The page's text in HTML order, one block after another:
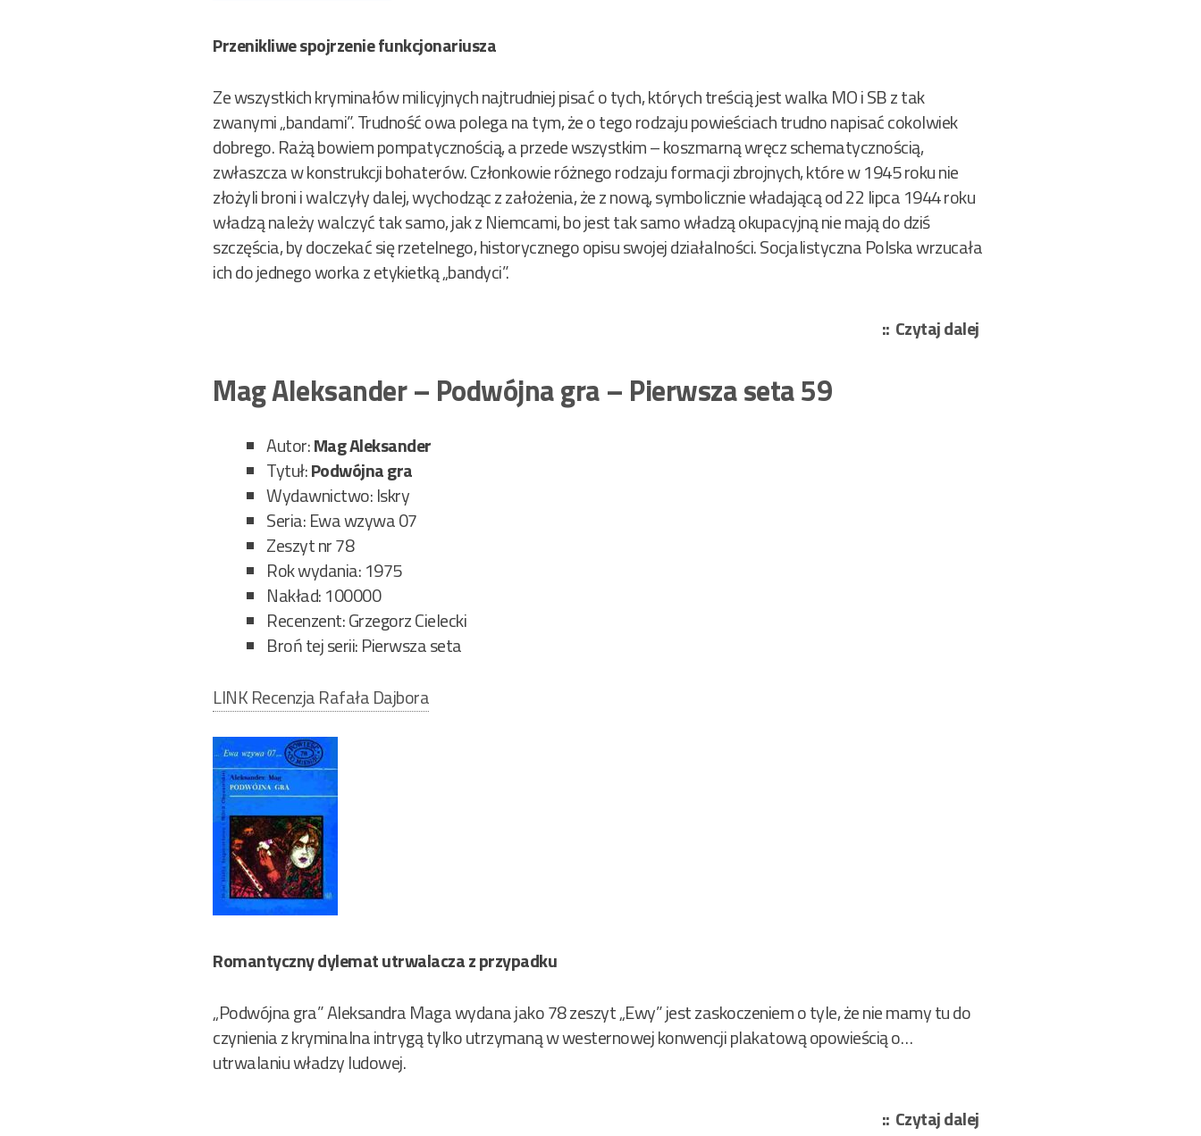
Przenikliwe spojrzenie funkcjonariusza
Ze wszystkich kryminałów milicyjnych najtrudniej pisać o tych, których treścią jest walka MO i SB z tak
zwanymi „bandami”. Trudność owa polega na tym, że o tego rodzaju powieściach trudno napisać cokolwiek
dobrego. Rażą bowiem pompatycznością, a przede wszystkim – koszmarną wręcz schematycznością,
zwłaszcza w konstrukcji bohaterów. Członkowie różnego rodzaju formacji zbrojnych, które w 1945 roku nie
złożyli broni i walczyły dalej, wychodząc z założenia, że z nową, symbolicznie władającą od 22 lipca 1944 roku
władzą należy walczyć tak samo, jak z Niemcami, bo jest tak samo władzą okupacyjną nie mają do dziś
szczęścia, by doczekać się rzetelnego, historycznego opisu swojej działalności. Socjalistyczna Polska wrzucała
ich do jednego worka z etykietką „bandyci”.
Czytaj dalej„Mag
Mag Aleksander – Podwójna gra – Pierwsza seta 59
Autor:Mag Aleksander
Tytuł:Podwójna gra
Wydawnictwo: Iskry
Seria: Ewa wzywa 07
Zeszyt nr 78
Rok wydania: 1975
Nakład: 100000
Recenzent: Grzegorz Cielecki
Broń tej serii: Pierwsza seta
LINK Recenzja Rafała Dajbora
Romantyczny dylemat utrwalacza z przypadku
„Podwójna gra” Aleksandra Maga wydana jako 78 zeszyt „Ewy” jest zaskoczeniem o tyle, że nie mamy tu do
czynienia z kryminalna intrygą tylko utrzymaną w westernowej konwencji plakatową opowieścią o…
utrwalaniu władzy ludowej.
Czytaj dalej„Mag